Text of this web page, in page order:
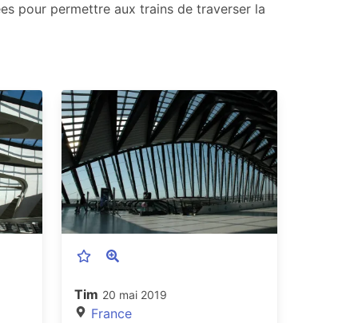
pour permettre aux trains de traverser la
Tim 20 mai 2019
France